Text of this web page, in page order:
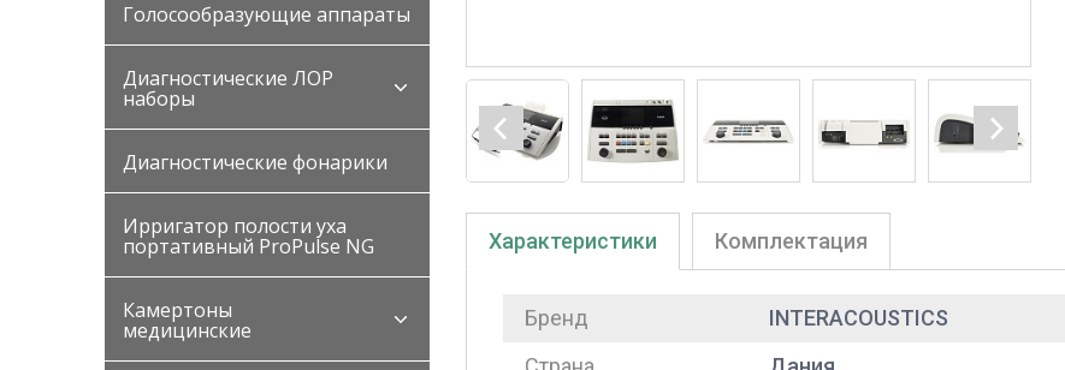
Голосообразующие аппараты
Диагностические ЛОР
наборы
Диагностические фонарики
Ирригатор полости уха
портативный ProPulse NG
Камертоны
медицинские
Характеристики
Бренд
INTERACOUSTICS
Комплектация